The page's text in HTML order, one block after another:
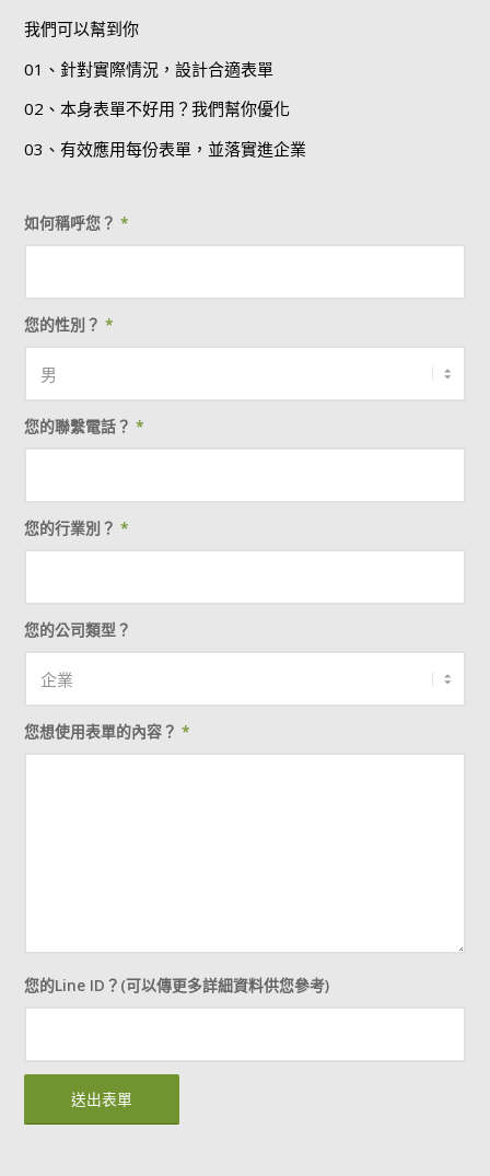
我們可以幫到你
01、針對實際情況，設計合適表單
02、本身表單不好用？我們幫你優化
03、有效應用每份表單，並落實進企業
如何稱呼您？*
您的性別？*
您的聯繫電話？*
您的行業別？*
您的公司類型？
您想使用表單的內容？*
您的Line ID？(可以傳更多詳細資料供您參考)